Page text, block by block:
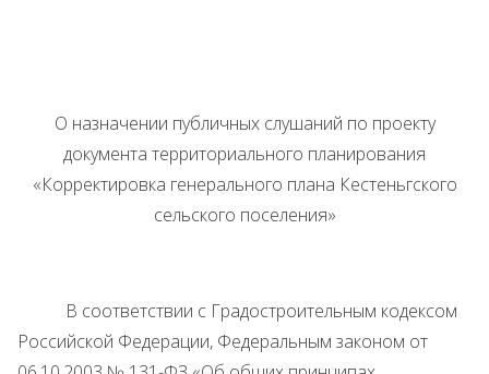
О назначении публичных слушаний по проекту
документа территориального планирования
«Корректировка генерального плана Кестеньгского
сельского поселения»
В соответствии с Градостроительным кодексом
Российской Федерации, Федеральным законом от